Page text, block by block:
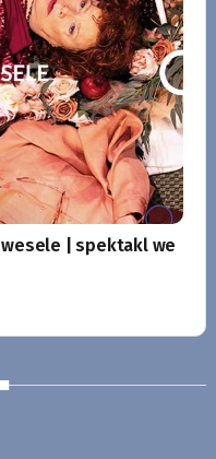
| spektakl we